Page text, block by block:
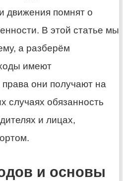
движения помнят о
В этой статье мы
а разберём
имеют
они получают на
случаях обязанность
и лицах,
и основы